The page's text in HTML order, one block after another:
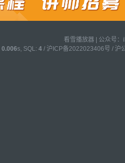
看雪播放器 公众号：
0.006s, SQL: 4 / 沪ICP备2022023406号 / 沪